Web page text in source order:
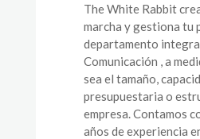
The White Rabbit
marcha y gestiona tu
departamento
Comunicación , a
sea el tamaño,
presupuestaria o
empresa. Contamos
años de experiencia